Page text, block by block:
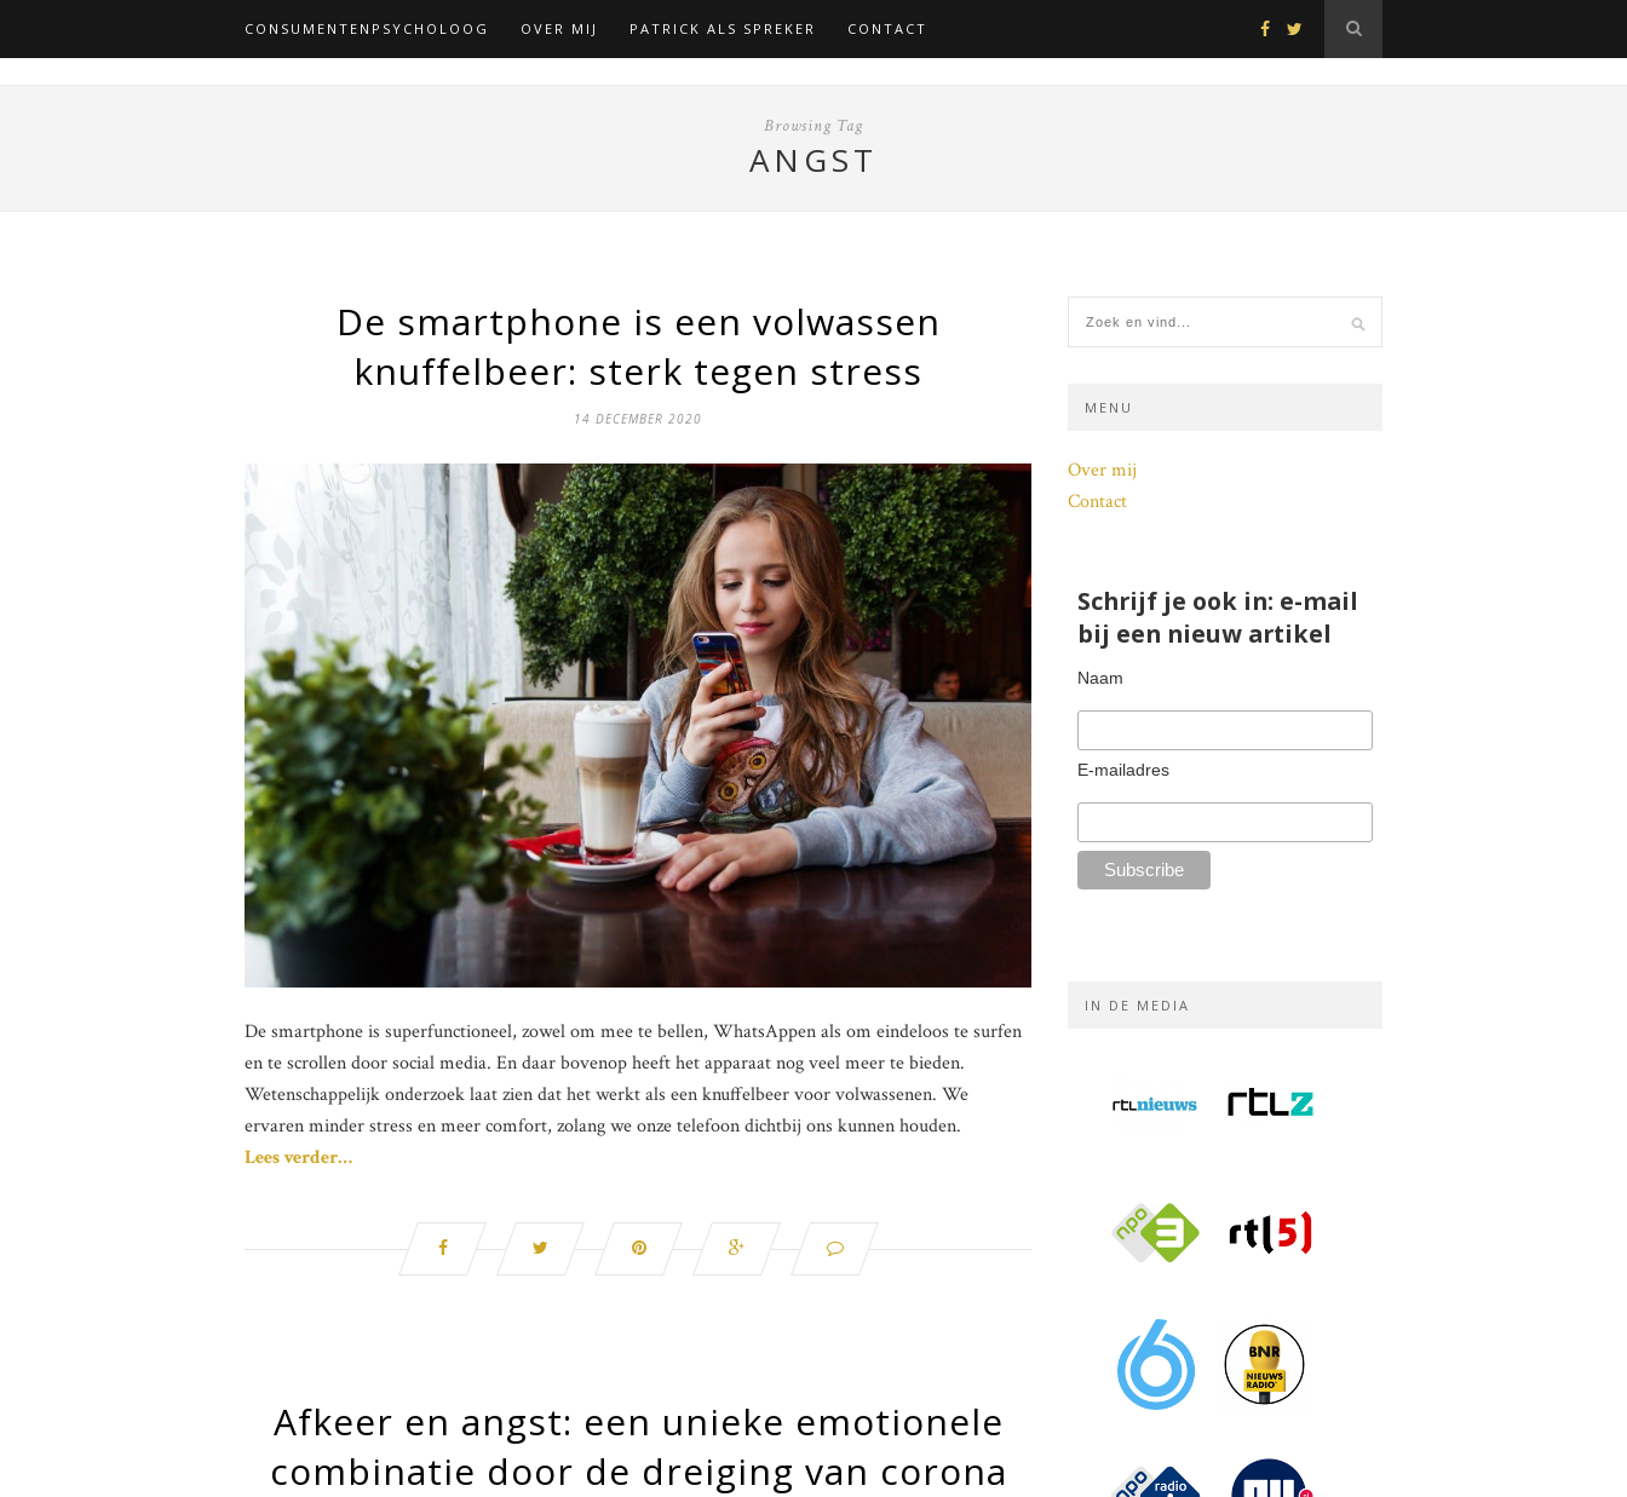
CONSUMENTENPSYCHOLOOG OVER MIJ PATRICK ALS SPREKER CONTACT
Browsing Tag
ANGST
De smartphone is een volwassen
knuffelbeer: sterk tegen stress
14 DECEMBER 2020
De smartphone is superfunctioneel, zowel om mee te bellen, WhatsAppen als om eindeloos te surfen
en te scrollen door social media. En daar bovenop heeft het apparaat nog veel meer te bieden.
Wetenschappelijk onderzoek laat zien dat het werkt als een knuffelbeer voor volwassenen. We
ervaren minder stress en meer comfort, zolang we onze telefoon dichtbij ons kunnen houden.
Lees verder…
Afkeer en angst: een unieke emotionele
combinatie door de dreiging van corona
MENU
Over mij
Contact
Schrijf je ook in: e-mail
bij een nieuw artikel
Naam
E-mailadres
IN DE MEDIA